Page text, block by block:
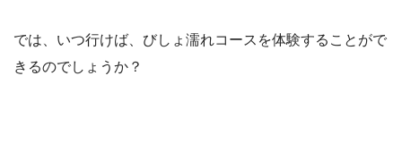
では、いつ行けば、びしょ濡れコースを体験することがで
きるのでしょうか？